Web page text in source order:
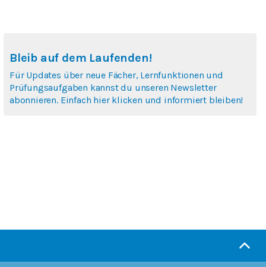
Bleib auf dem Laufenden!
Für Updates über neue Fächer, Lernfunktionen und
Prüfungsaufgaben kannst du unseren Newsletter
abonnieren. Einfach hier klicken und informiert bleiben!